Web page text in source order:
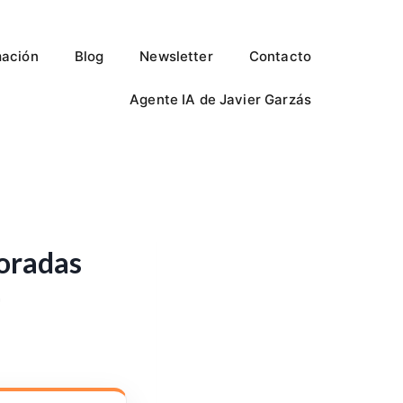
Blog Newsletter Contacto
Agente IA de Javier Garzás